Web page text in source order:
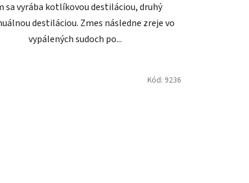
sa vyrába kotlíkovou destiláciou, druhý
destiláciou. Zmes následne zreje vo
vypálených sudoch po...
Kód: 9236